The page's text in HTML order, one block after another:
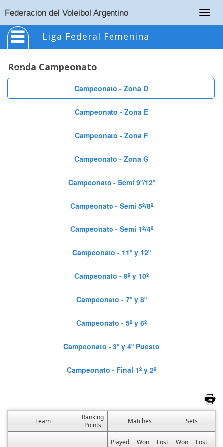
Federacion del Voleibol Argentino
Liga Federal Femenina
Ronda Campeonato
Campeonato - Zona D
Campeonato - Zona E
Campeonato - Zona F
Campeonato - Zona G
Campeonato - Semi 9º/12º
Campeonato - Semi 5º/8º
Campeonato - Semi 1º/4º
Campeonato - 11º y 12º
Campeonato - 9º y 10º
Campeonato - 7º y 8º
Campeonato - 5º y 6º
Campeonato - 3º y 4º Puesto
Campeonato - Final 1º y 2º
Team
Ranking
Points
Matches Sets
Played Won Lost Won Lost